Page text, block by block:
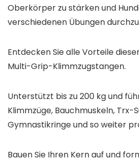
Oberkörper zu stärken und
verschiedenen Übungen
Entdecken Sie alle Vorteile
Multi-Grip-Klimmzugstangen.
Unterstützt bis zu 200 kg und
Klimmzüge, Bauchmuskeln, Trx-
Gymnastikringe und so weiter
Bauen Sie Ihren Kern auf und